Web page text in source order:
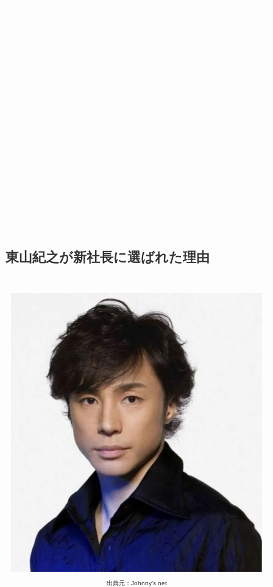
東山紀之が新社長に選ばれた理由
出典元：Johnny’s net